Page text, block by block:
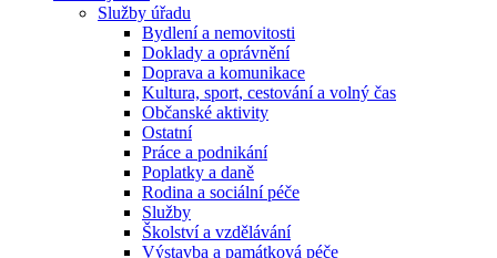
Služby úřadu
Bydlení a nemovitosti
Doklady a oprávnění
Doprava a komunikace
Kultura, sport, cestování a volný čas
Občanské aktivity
Ostatní
Práce a podnikání
Poplatky a daně
Rodina a sociální péče
Služby
Školství a vzdělávání
Výstavba a památková péče